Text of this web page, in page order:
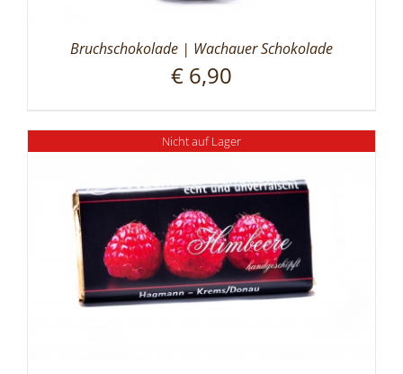
Bruchschokolade | Wachauer Schokolade
€ 6,90
Nicht auf Lager